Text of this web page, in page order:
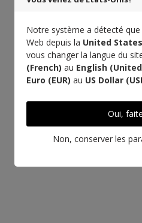
Fabriqué en
Italie
Artisanat
d'excellence
Notre système a détecté
Web depuis la United
vous changer la langue du
(French) au English
Euro (EUR) au US Dollar
Oui,
Non, conserver les